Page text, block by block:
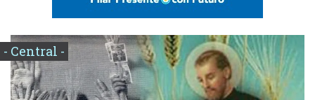
- Central -